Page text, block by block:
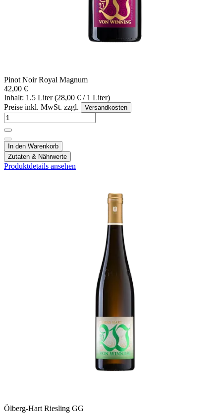
Pinot Noir Royal Magnum
42,00 €
Inhalt: 1.5 Liter (28,00 € / 1 Liter)
Preise inkl. MwSt. zzgl.
Versandkosten
In den Warenkorb
Zutaten & Nährwerte
Produktdetails ansehen
Ölberg-Hart Riesling GG